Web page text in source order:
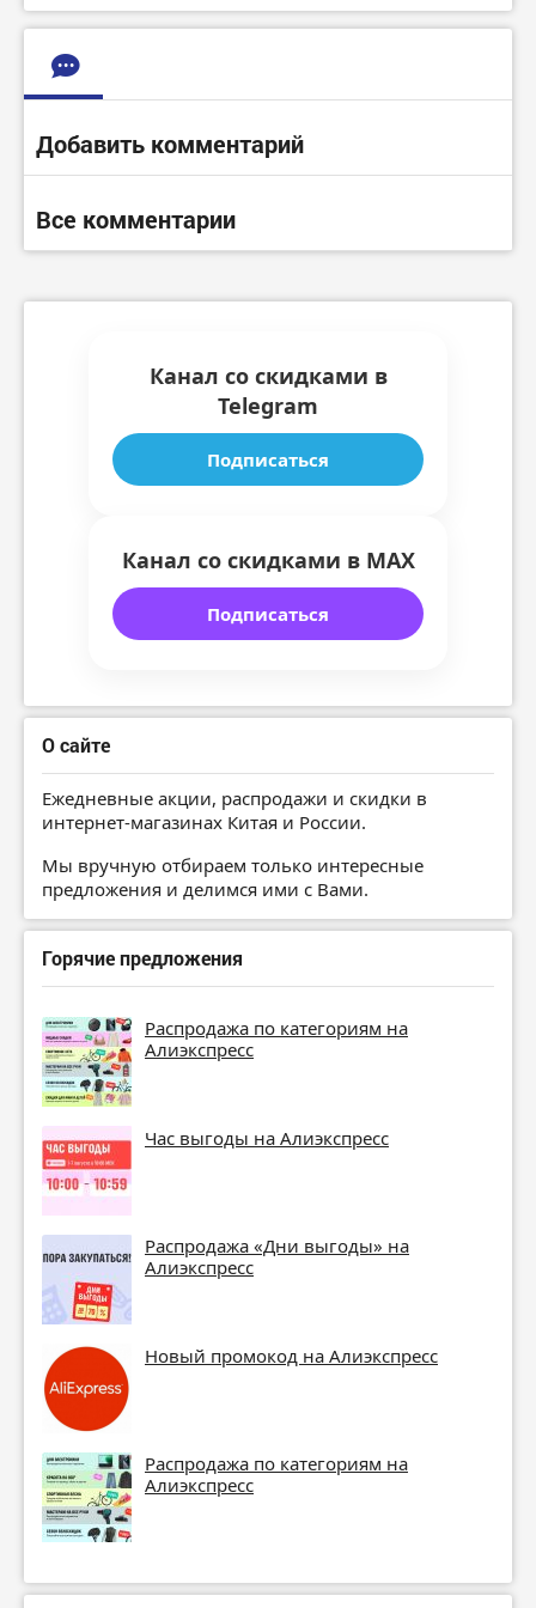
Добавить комментарий
Все комментарии
Канал со скидками в
Telegram
Подписаться
Канал со скидками в MAX
Подписаться
О сайте
Ежедневные акции, распродажи и скидки в
интернет-магазинах Китая и России.
Мы вручную отбираем только интересные
предложения и делимся ими с Вами.
Горячие предложения
Распродажа по категориям на
Алиэкспресс
Час выгоды на Алиэкспресс
Распродажа «Дни выгоды» на
Алиэкспресс
Новый промокод на Алиэкспресс
Распродажа по категориям на
Алиэкспресс